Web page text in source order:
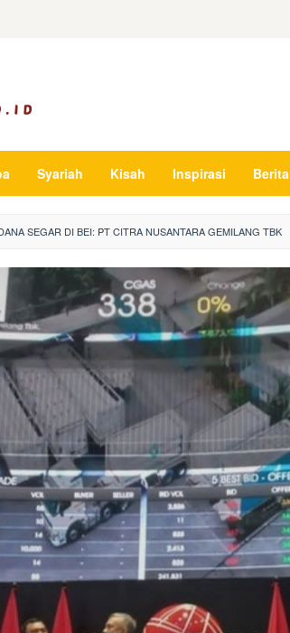
Syariah Kisah Inspirasi Berita
SEGAR DI BEI: PT CITRA NUSANTARA GEMILANG TBK